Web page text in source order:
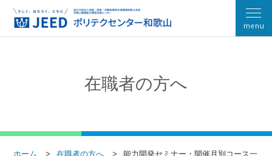
在職者の方へ
ホーム 在職者の方へ
能力開発セミナー・開催月別コース一